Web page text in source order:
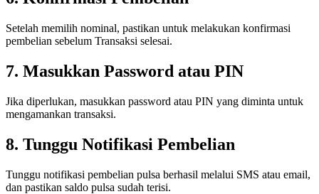
Setelah memilih nominal, pastikan untuk melakukan konfirmasi
pembelian sebelum Transaksi selesai.
7. Masukkan Password atau PIN
Jika diperlukan, masukkan password atau PIN yang diminta untuk
mengamankan transaksi.
8. Tunggu Notifikasi Pembelian
Tunggu notifikasi pembelian pulsa berhasil melalui SMS atau email,
dan pastikan saldo pulsa sudah terisi.